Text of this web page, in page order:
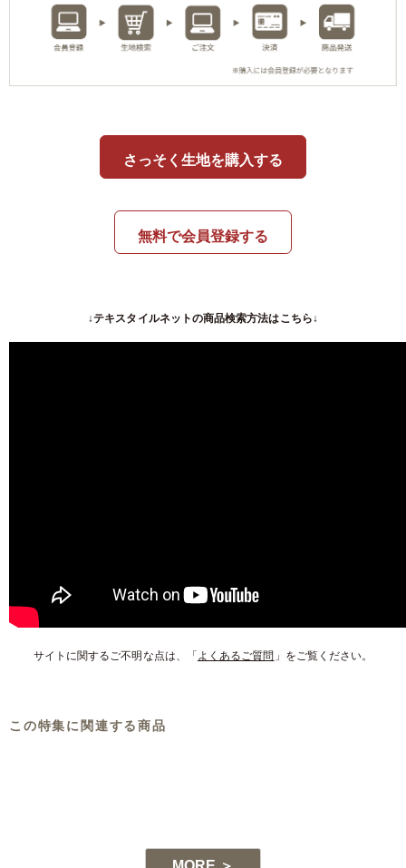
さっそく生地を購入する
無料で会員登録する
↓テキスタイルネットの商品検索方法はこちら↓
サイトに関するご不明な点は、「 よくあるご質問 」をご覧ください。
この特集に関連する商品